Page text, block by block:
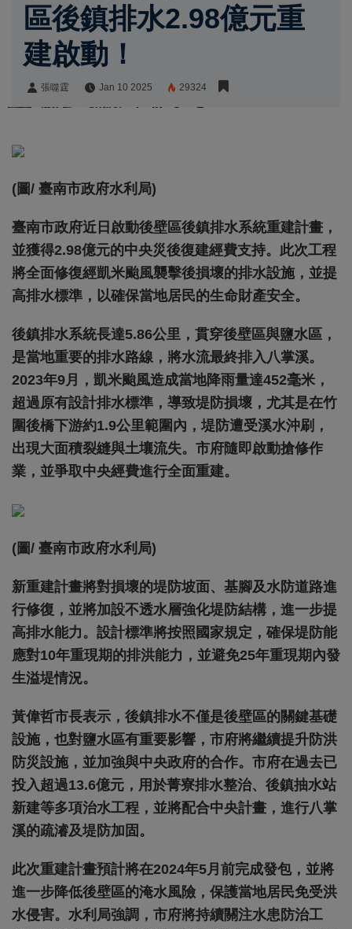
區後鎮排水2.98億元重
建啟動！
張噬霆 Jan 10 2025 29324
(圖/ 臺南市政府水利局)
臺南市政府近日啟動後壁區後鎮排水系統重建計畫，
並獲得2.98億元的中央災後復建經費支持。此次工程
將全面修復經凱米颱風襲擊後損壞的排水設施，並提
高排水標準，以確保當地居民的生命財產安全。
後鎮排水系統長達5.86公里，貫穿後壁區與鹽水區，
是當地重要的排水路線，將水流最終排入八掌溪。
2023年9月，凱米颱風造成當地降雨量達452毫米，
超過原有設計排水標準，導致堤防損壞，尤其是在竹
圍後橋下游約1.9公里範圍內，堤防遭受溪水沖刷，
出現大面積裂縫與土壤流失。市府隨即啟動搶修作
業，並爭取中央經費進行全面重建。
(圖/ 臺南市政府水利局)
新重建計畫將對損壞的堤防坡面、基腳及水防道路進
行修復，並將加設不透水層強化堤防結構，進一步提
高排水能力。設計標準將按照國家規定，確保堤防能
應對10年重現期的排洪能力，並避免25年重現期內發
生溢堤情況。
黃偉哲市長表示，後鎮排水不僅是後壁區的關鍵基礎
設施，也對鹽水區有重要影響，市府將繼續提升防洪
防災設施，並加強與中央政府的合作。市府在過去已
投入超過13.6億元，用於菁寮排水整治、後鎮抽水站
新建等多項治水工程，並將配合中央計畫，進行八掌
溪的疏濬及堤防加固。
此次重建計畫預計將在2024年5月前完成發包，並將
進一步降低後壁區的淹水風險，保護當地居民免受洪
水侵害。水利局強調，市府將持續關注水患防治工